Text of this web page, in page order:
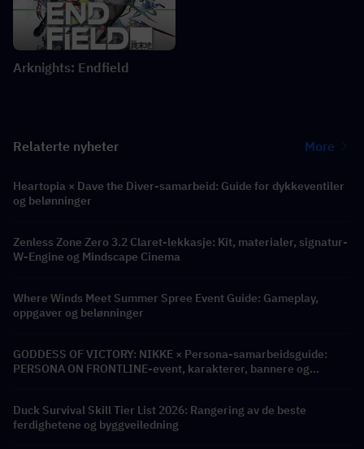
Arknights: Endfield
Relaterte nyheter More
Heartopia × Dave the Diver-samarbeid: Guide for dykkeventiler
og belønninger
Zenless Zone Zero 3.2 Claret-lekkasje: Kit, materialer, signatur-
W-Engine og Mindscape Cinema
Where Winds Meet Summer Spree Event Guide: Gameplay,
oppgaver og belønninger
GODDESS OF VICTORY: NIKKE × Persona-samarbeidsguide:
PERSONA ON FRONTLINE-event, karakterer, bannere og
Duck Survival Skill Tier List 2026: Rangering av de beste
ferdighetene og byggveiledning